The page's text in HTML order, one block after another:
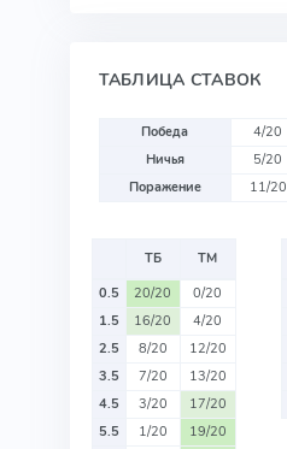
ТАБЛИЦА СТАВОК
Победа
4/20
Ничья
5/20
Поражение
11/20
ТБ
ТМ
0.5
20/20
0/20
1.5
16/20
4/20
2.5
8/20
12/20
3.5
7/20
13/20
4.5
3/20
17/20
5.5
1/20
19/20